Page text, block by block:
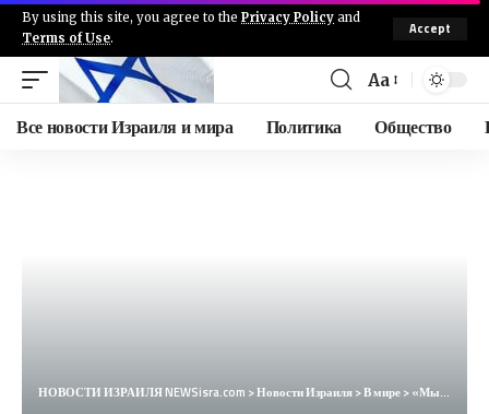
By using this site, you agree to the Privacy Policy and
Terms of Use.
Accept
Aa
Все новости Израиля и мира Политика Общество
НОВОСТИ ИЗРАИЛЯ NEWSisra.com >Новости Израиля>В мире>«Мы играем в русскую рулетку». Грант Шэппс оценил боеспособность НАТО (The Telegraph UK, Великобритания)